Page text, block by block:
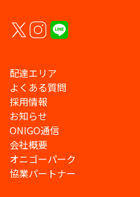
配達エリア
よくある質問
採用情報
お知らせ
ONIGO通信
会社概要
オニゴーパーク
協業パートナー